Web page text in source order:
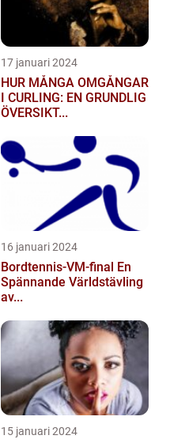
17 januari 2024
HUR MÅNGA OMGÅNGAR
I CURLING: EN GRUNDLIG
ÖVERSIKT...
16 januari 2024
Bordtennis-VM-final En
Spännande Världstävling
av...
15 januari 2024